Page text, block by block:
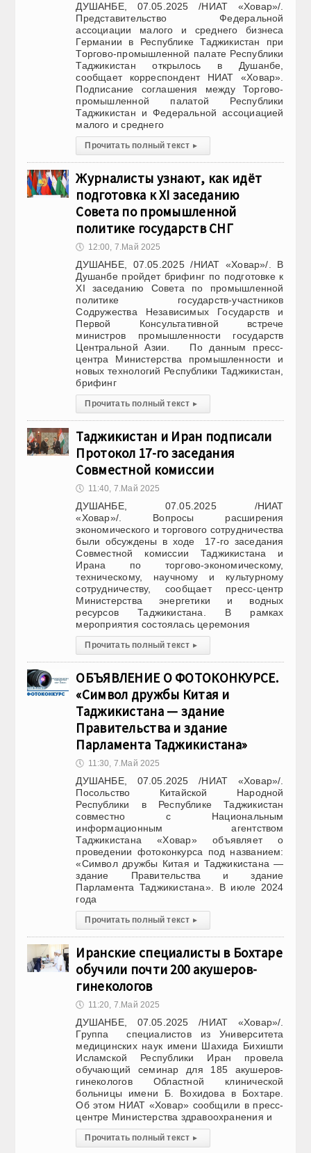
ДУШАНБЕ, 07.05.2025 /НИАТ «Ховар»/.
Представительство Федеральной
ассоциации малого и среднего бизнеса
Германии в Республике Таджикистан при
Торгово-промышленной палате Республики
Таджикистан открылось в Душанбе,
сообщает корреспондент НИАТ «Ховар».
Подписание соглашения между Торгово-
промышленной палатой Республики
Таджикистан и Федеральной ассоциацией
малого и среднего
Прочитать полный текст ▸
Журналисты узнают, как идёт
подготовка к XI заседанию
Совета по промышленной
политике государств СНГ
🕔 12:00, 7.Май 2025
ДУШАНБЕ, 07.05.2025 /НИАТ «Ховар»/. В
Душанбе пройдет брифинг по подготовке к
XI заседанию Совета по промышленной
политике государств-участников
Содружества Независимых Государств и
Первой Консультативной встрече
министров промышленности государств
Центральной Азии. По данным пресс-
центра Министерства промышленности и
новых технологий Республики Таджикистан,
брифинг
Прочитать полный текст ▸
Таджикистан и Иран подписали
Протокол 17-го заседания
Совместной комиссии
🕔 11:40, 7.Май 2025
ДУШАНБЕ, 07.05.2025 /НИАТ
«Ховар»/. Вопросы расширения
экономического и торгового сотрудничества
были обсуждены в ходе 17-го заседания
Совместной комиссии Таджикистана и
Ирана по торгово-экономическому,
техническому, научному и культурному
сотрудничеству, сообщает пресс-центр
Министерства энергетики и водных
ресурсов Таджикистана. В рамках
мероприятия состоялась церемония
Прочитать полный текст ▸
ОБЪЯВЛЕНИЕ О ФОТОКОНКУРСЕ.
«Символ дружбы Китая и
Таджикистана — здание
Правительства и здание
Парламента Таджикистана»
🕔 11:30, 7.Май 2025
ДУШАНБЕ, 07.05.2025 /НИАТ «Ховар»/.
Посольство Китайской Народной
Республики в Республике Таджикистан
совместно с Национальным
информационным агентством
Таджикистана «Ховар» объявляет о
проведении фотоконкурса под названием:
«Символ дружбы Китая и Таджикистана —
здание Правительства и здание
Парламента Таджикистана». В июле 2024
года
Прочитать полный текст ▸
Иранские специалисты в Бохтаре
обучили почти 200 акушеров-
гинекологов
🕔 11:20, 7.Май 2025
ДУШАНБЕ, 07.05.2025 /НИАТ «Ховар»/.
Группа специалистов из Университета
медицинских наук имени Шахида Бихишти
Исламской Республики Иран провела
обучающий семинар для 185 акушеров-
гинекологов Областной клинической
больницы имени Б. Вохидова в Бохтаре.
Об этом НИАТ «Ховар» сообщили в пресс-
центре Министерства здравоохранения и
Прочитать полный текст ▸